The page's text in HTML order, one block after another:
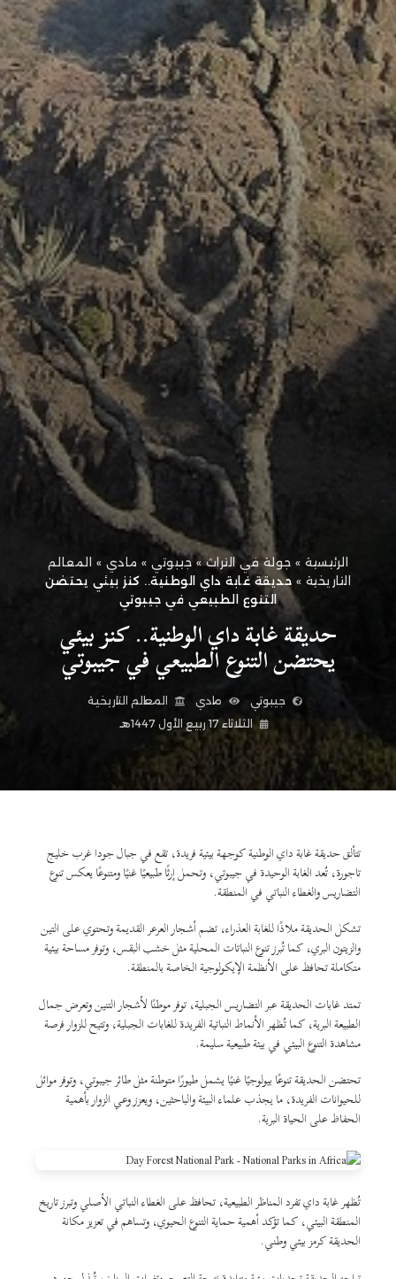
الرئيسية» جولة في التراث»جيبوتي » مادي »
المعالم
التاريخية » حديقة غابة داي الوطنية.. كنز بيئي يحتضن
التنوع الطبيعي في جيبوتي
حديقة غابة داي الوطنية.. كنز بيئي
يحتضن التنوع الطبيعي في جيبوتي
جيبوتي مادي
المعالم التاريخية
الثلاثاء 17 ربيع الأول 1447هـ
تتألق حديقة غابة داي الوطنية كوجهة بيئية فريدة، تقع في جبال جودا غرب خليج
تاجورة، تُعد الغابة الوحيدة في جيبوتي، وتحمل إرثًا طبيعيًا غنيًا ومتنوعًا يعكس تنوع
التضاريس والغطاء النباتي في المنطقة.
تشكل الحديقة ملاذًا للغابة العذراء، تضم أشجار العرعر القديمة وتحتوي على التين
والزيتون البري، كما تُبرز تنوع النباتات المحلية مثل خشب البقس، وتوفر مساحة بيئية
متكاملة تحافظ على الأنظمة الإيكولوجية الخاصة بالمنطقة.
تمتد غابات الحديقة عبر التضاريس الجبلية، توفر موطنًا لأشجار التنين وتعرض جمال
الطبيعة البرية، كما تُظهر الأنماط النباتية الفريدة للغابات الجبلية، وتتيح للزوار فرصة
مشاهدة التنوع البيئي في بيئة طبيعية سليمة.
تحتضن الحديقة تنوعًا بيولوجيًا غنيًا يشمل طيورًا متوطنة مثل طائر جيبوتي، وتوفر موائل
للحيوانات الفريدة، ما يجذب علماء البيئة والباحثين، ويعزز وعي الزوار بأهمية
الحفاظ على الحياة البرية.
تُظهر غابة داي تفرد المناظر الطبيعية، تحافظ على الغطاء النباتي الأصلي وتبرز تاريخ
المنطقة البيئي، كما تؤكد أهمية حماية التنوع الحيوي، وتساهم في تعزيز مكانة
الحديقة كرمز بيئي وطني.